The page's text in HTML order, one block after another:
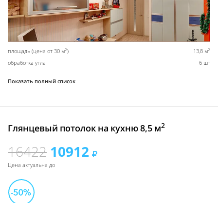
площадь (цена от 30 м2) 13,8 м2
обработка угла 6 шт
Показать полный список
Глянцевый потолок на кухню 8,5 м2
16422 10912
Цена актуальна до